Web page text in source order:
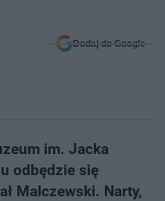
Dodaj do Google
im. Jacka
odbędzie się
Malczewski. Narty,